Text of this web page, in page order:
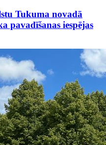
Tukuma novadā
pavadīšanas iespējas